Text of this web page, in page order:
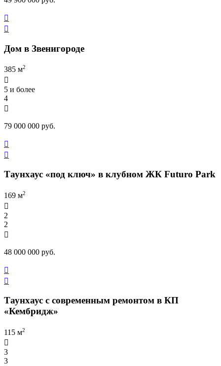


Дом в Звенигороде
385 м2

5 и более
4

79 000 000 руб.


Таунхаус «под ключ» в клубном ЖК Futuro Park
169 м2

2
2

48 000 000 руб.


Таунхаус с современным ремонтом в КП
«Кембридж»
115 м2

3
3